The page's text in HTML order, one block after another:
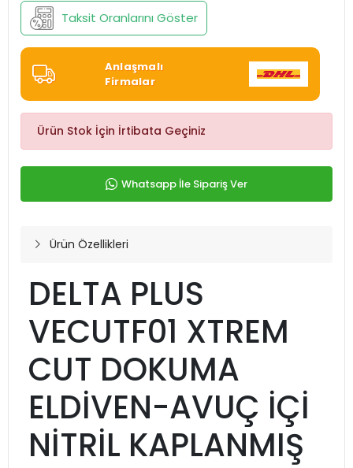
Taksit Oranlarını Göster
Anlaşmalı
Firmalar
Ürün Stok İçin İrtibata Geçiniz
Whatsapp İle Sipariş Ver
Ürün Özellikleri
DELTA PLUS
VECUTF01 XTREM
CUT DOKUMA
ELDİVEN-AVUÇ İÇİ
NİTRİL KAPLANMIŞ